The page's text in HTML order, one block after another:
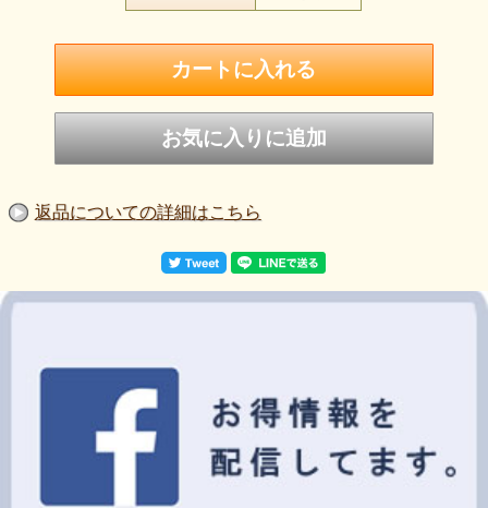
返品についての詳細はこちら